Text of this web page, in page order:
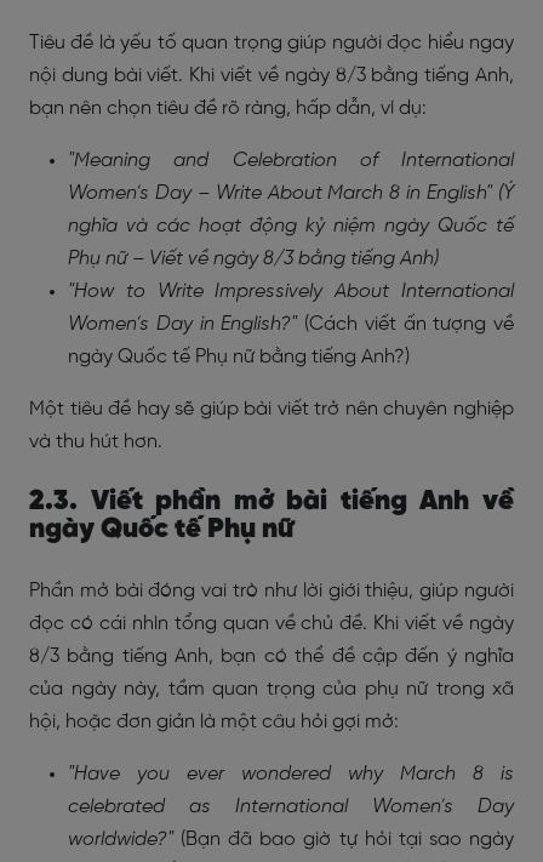
Tiêu đề là yếu tố quan trọng giúp người đọc hiểu ngay
nội dung bài viết. Khi viết về ngày 8/3 bằng tiếng Anh,
bạn nên chọn tiêu đề rõ ràng, hấp dẫn, ví dụ:
"Meaning and Celebration of International
Women’s Day – Write About March 8 in English" (Ý
nghĩa và các hoạt động kỷ niệm ngày Quốc tế
Phụ nữ – Viết về ngày 8/3 bằng tiếng Anh)
"How to Write Impressively About International
Women’s Day in English?" (Cách viết ấn tượng về
ngày Quốc tế Phụ nữ bằng tiếng Anh?)
Một tiêu đề hay sẽ giúp bài viết trở nên chuyên nghiệp
và thu hút hơn.
2.3. Viết phần mở bài tiếng Anh về
ngày Quốc tế Phụ nữ
Phần mở bài đóng vai trò như lời giới thiệu, giúp người
đọc có cái nhìn tổng quan về chủ đề. Khi viết về ngày
8/3 bằng tiếng Anh, bạn có thể đề cập đến ý nghĩa
của ngày này, tầm quan trọng của phụ nữ trong xã
hội, hoặc đơn giản là một câu hỏi gợi mở:
"Have you ever wondered why March 8 is
celebrated as International Women’s Day
worldwide?" (Bạn đã bao giờ tự hỏi tại sao ngày